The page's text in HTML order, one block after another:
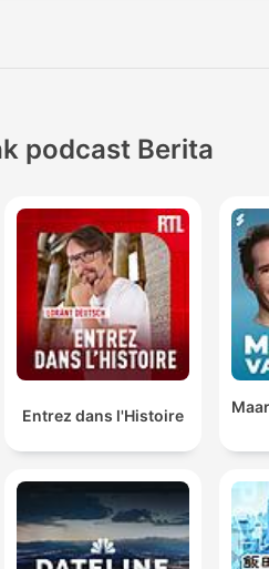
podcast Berita
Entrez dans l'Histoire